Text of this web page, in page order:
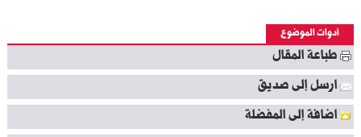
أدوات الموضوع
طباعة المقال
ارسل إلى صديق
اضافة إلى المفضلة